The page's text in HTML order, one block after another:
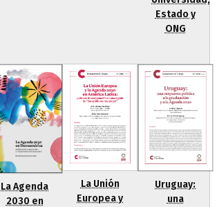
Estado y
ONG
La Agenda
2030 en
La Unión
Europea y
Uruguay:
una